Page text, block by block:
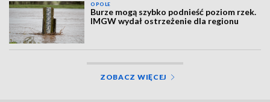
OPOLE
Burze mogą szybko podnieść poziom rzek.
IMGW wydał ostrzeżenie dla regionu
ZOBACZ WIĘCEJ